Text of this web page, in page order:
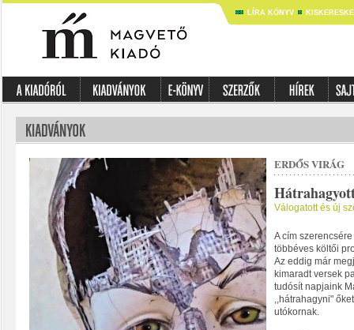
LÍRA KÖNYV
ERDŐS VIRÁG
Válogatott és új
A cím
többéves költői
Az eddig már
kimaradt versek
tudósít napjaink
,,hátrahagyni"
utókornak.